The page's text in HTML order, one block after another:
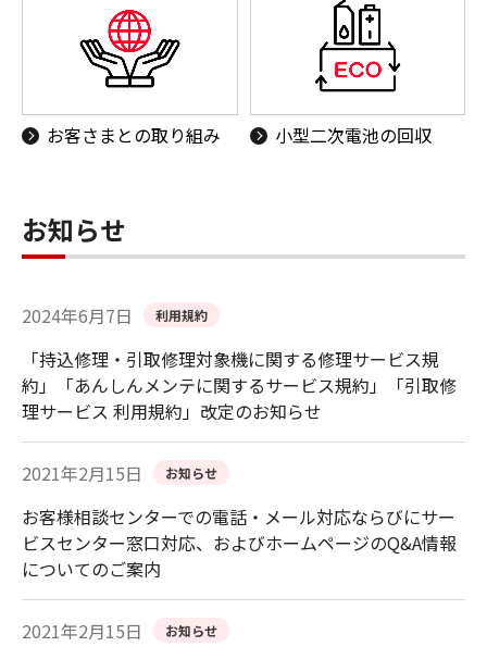
お客さまとの取り組み 小型二次電池の回収
お知らせ
2024年6月7日 利用規約
「持込修理・引取修理対象機に関する修理サービス規
約」「あんしんメンテに関するサービス規約」「引取修
理サービス 利用規約」改定のお知らせ
2021年2月15日 お知らせ
お客様相談センターでの電話・メール対応ならびにサー
ビスセンター窓口対応、およびホームページのQ&A情報
についてのご案内
2021年2月15日 お知らせ